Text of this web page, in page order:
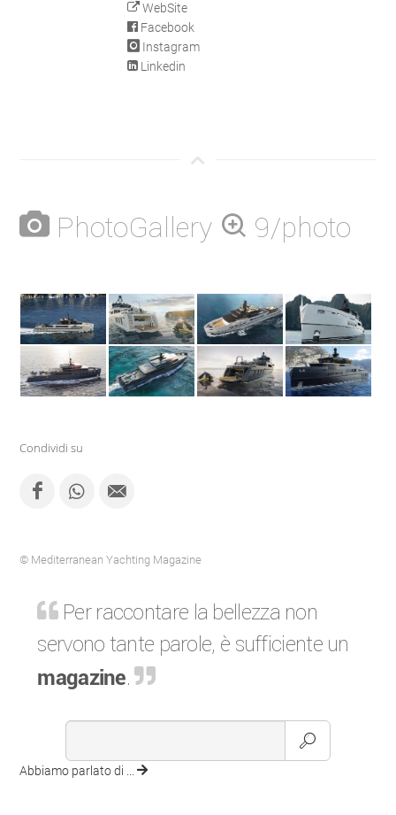
WebSite
Facebook
Instagram
Linkedin
PhotoGallery 9/photo
Condividi su
© Mediterranean Yachting Magazine
Per raccontare la bellezza non
servono tante parole, è sufficiente un
magazine.
Abbiamo parlato di ...